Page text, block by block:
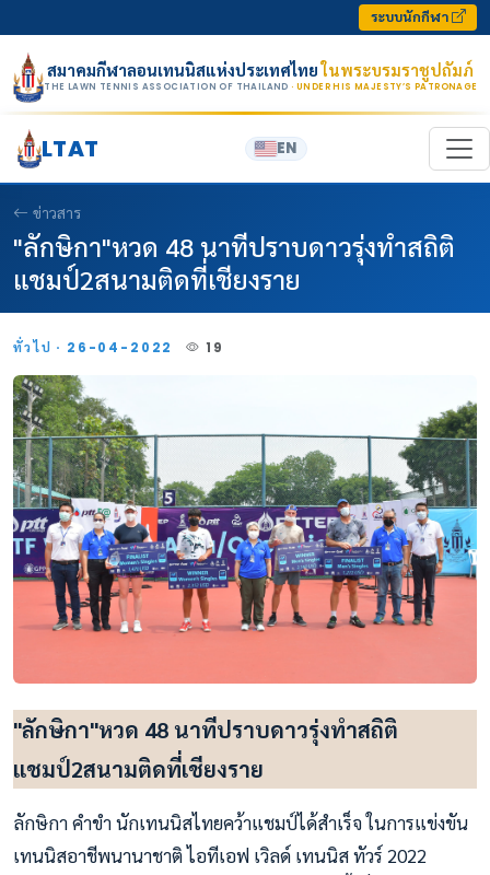
ระบบนักกีฬา
สมาคมกีฬาลอนเทนนิสแห่งประเทศไทยในพระบรมราชูปถัมภ์
THE LAWN TENNIS ASSOCIATION OF THAILAND · UNDER HIS MAJESTY’S PATRONAGE
LTAT EN
ข่าวสาร
"ลักษิกา"หวด 48 นาทีปราบดาวรุ่งทำสถิติ
แชมป์2สนามติดที่เชียงราย
ทั่วไป · 26-04-2022 19
"ลักษิกา"หวด 48 นาทีปราบดาวรุ่งทำสถิติ
แชมป์2สนามติดที่เชียงราย
ลักษิกา คำขำ นักเทนนิสไทยคว้าแชมป์ได้สำเร็จ ในการแข่งขัน
เทนนิสอาชีพนานาชาติ ไอทีเอฟ เวิลด์ เทนนิส ทัวร์ 2022